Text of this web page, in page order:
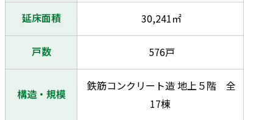
延床面積 30,241㎡
戸数 576戸
構造・規模
鉄筋コンクリート造 地上５階 全
17棟